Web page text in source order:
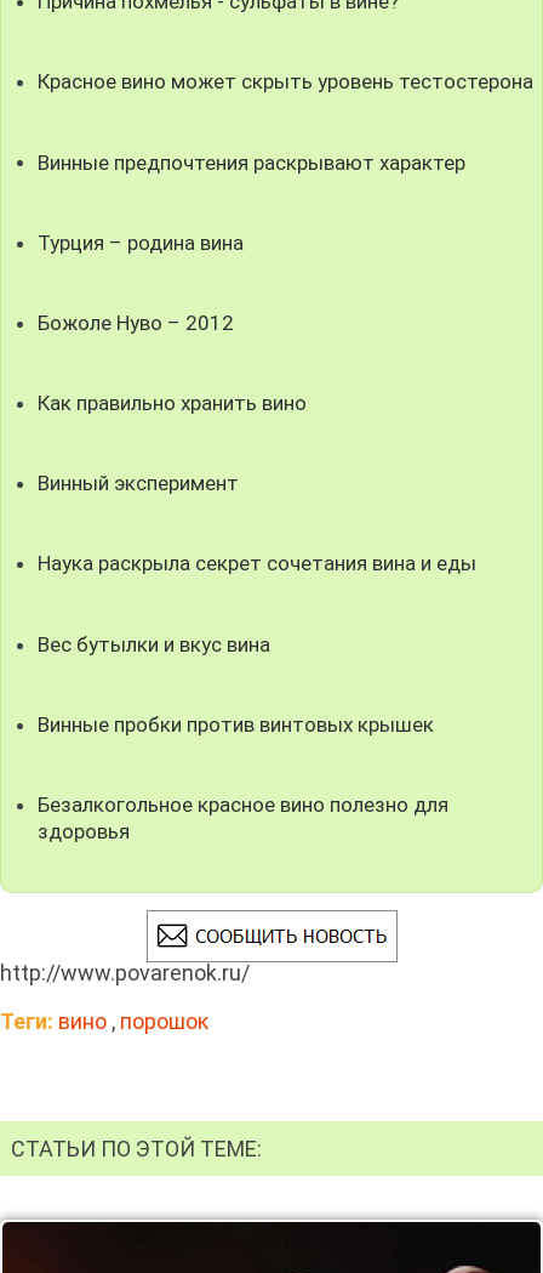
Красное вино может скрыть уровень тестостерона
Винные предпочтения раскрывают характер
Турция – родина вина
Божоле Нуво – 2012
Как правильно хранить вино
Винный эксперимент
Наука раскрыла секрет сочетания вина и еды
Вес бутылки и вкус вина
Винные пробки против винтовых крышек
Безалкогольное красное вино полезно для
здоровья
http://www.povarenok.ru/
Теги: вино , порошок
СТАТЬИ ПО ЭТОЙ ТЕМЕ: